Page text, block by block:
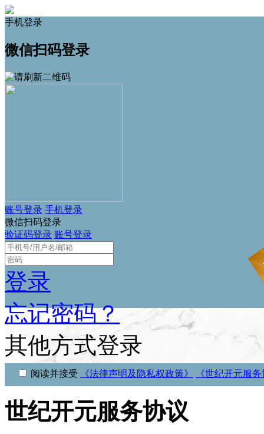
手机登录
微信扫码登录
账号登录 手机登录
微信扫码登录
验证码登录 账号登录
登录
忘记密码？
其他方式登录
阅读并接受 《法律声明及隐私权政策》 《世纪开元服
世纪开元服务协议